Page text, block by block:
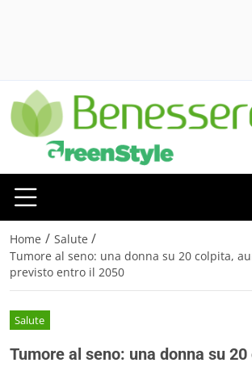
Home / Salute /
Tumore al seno: una donna su 20 colpita,
previsto entro il 2050
Salute
Tumore al seno: una donna su